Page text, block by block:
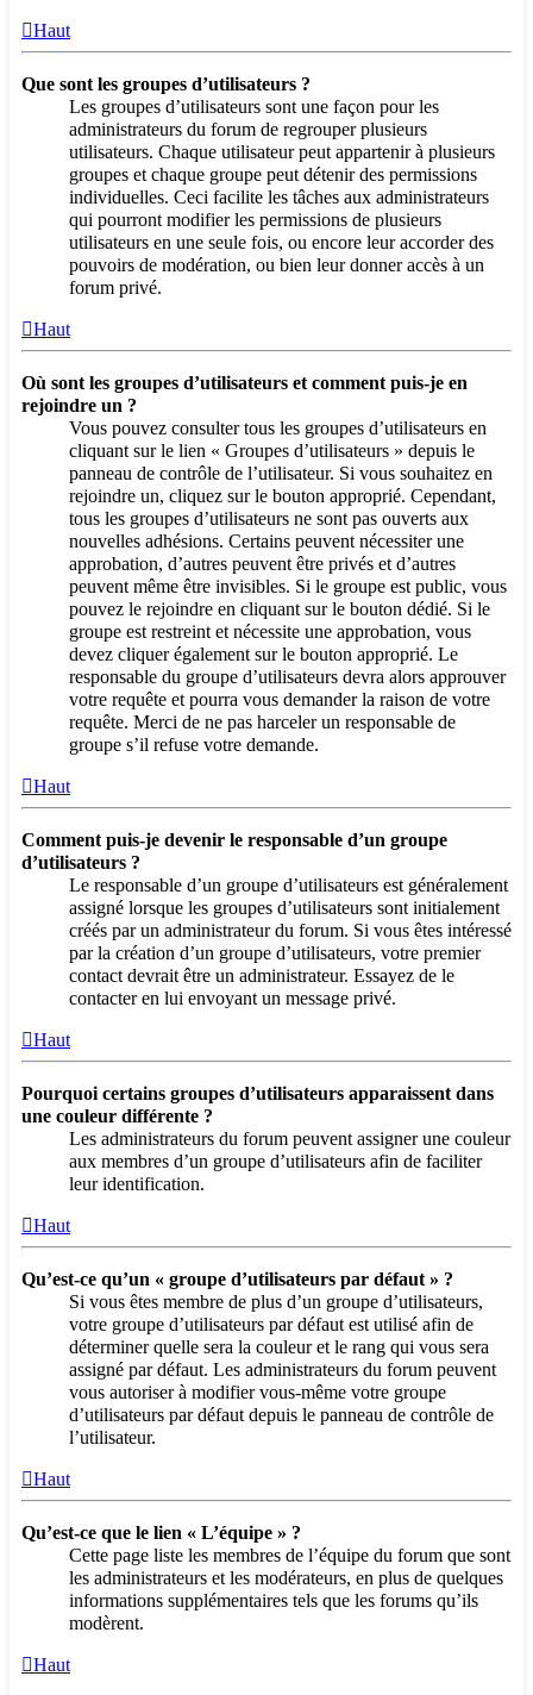
Haut
Que sont les groupes d’utilisateurs ?
Les groupes d’utilisateurs sont une façon pour les
administrateurs du forum de regrouper plusieurs
utilisateurs. Chaque utilisateur peut appartenir à plusieurs
groupes et chaque groupe peut détenir des permissions
individuelles. Ceci facilite les tâches aux administrateurs
qui pourront modifier les permissions de plusieurs
utilisateurs en une seule fois, ou encore leur accorder des
pouvoirs de modération, ou bien leur donner accès à un
forum privé.
Haut
Où sont les groupes d’utilisateurs et comment puis-je en
rejoindre un ?
Vous pouvez consulter tous les groupes d’utilisateurs en
cliquant sur le lien « Groupes d’utilisateurs » depuis le
panneau de contrôle de l’utilisateur. Si vous souhaitez en
rejoindre un, cliquez sur le bouton approprié. Cependant,
tous les groupes d’utilisateurs ne sont pas ouverts aux
nouvelles adhésions. Certains peuvent nécessiter une
approbation, d’autres peuvent être privés et d’autres
peuvent même être invisibles. Si le groupe est public, vous
pouvez le rejoindre en cliquant sur le bouton dédié. Si le
groupe est restreint et nécessite une approbation, vous
devez cliquer également sur le bouton approprié. Le
responsable du groupe d’utilisateurs devra alors approuver
votre requête et pourra vous demander la raison de votre
requête. Merci de ne pas harceler un responsable de
groupe s’il refuse votre demande.
Haut
Comment puis-je devenir le responsable d’un groupe
d’utilisateurs ?
Le responsable d’un groupe d’utilisateurs est généralement
assigné lorsque les groupes d’utilisateurs sont initialement
créés par un administrateur du forum. Si vous êtes intéressé
par la création d’un groupe d’utilisateurs, votre premier
contact devrait être un administrateur. Essayez de le
contacter en lui envoyant un message privé.
Haut
Pourquoi certains groupes d’utilisateurs apparaissent dans
une couleur différente ?
Les administrateurs du forum peuvent assigner une couleur
aux membres d’un groupe d’utilisateurs afin de faciliter
leur identification.
Haut
Qu’est-ce qu’un « groupe d’utilisateurs par défaut » ?
Si vous êtes membre de plus d’un groupe d’utilisateurs,
votre groupe d’utilisateurs par défaut est utilisé afin de
déterminer quelle sera la couleur et le rang qui vous sera
assigné par défaut. Les administrateurs du forum peuvent
vous autoriser à modifier vous-même votre groupe
d’utilisateurs par défaut depuis le panneau de contrôle de
l’utilisateur.
Haut
Qu’est-ce que le lien « L’équipe » ?
Cette page liste les membres de l’équipe du forum que sont
les administrateurs et les modérateurs, en plus de quelques
informations supplémentaires tels que les forums qu’ils
modèrent.
Haut